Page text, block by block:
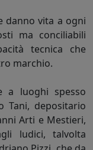
danno vita a ogni
ma conciliabili
tecnica che
marchio.
a luoghi spesso
Tani, depositario
Arti e Mestieri,
ludici, talvolta